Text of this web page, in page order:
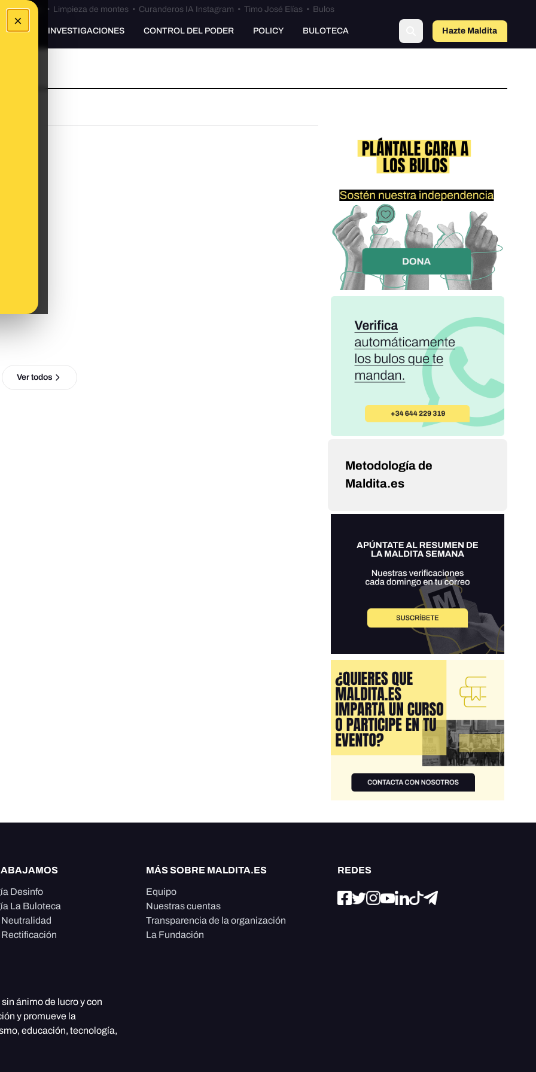
×
Bulos Ceuta • Limpieza de montes• Curanderos IA Instagram • Timo José Elías• Bulos
INVESTIGACIONES CONTROL DEL PODER POLICY BULOTECA Hazte Maldita
Ver todos
Metodología de
Maldita.es
Desinfo
La Buloteca
MÁS SOBRE MALDITA.ES
Equipo
Nuestras cuentas
Transparencia de la organización
La Fundación
REDES
sin ánimo de lucro y con
y promueve la
educación, tecnología,